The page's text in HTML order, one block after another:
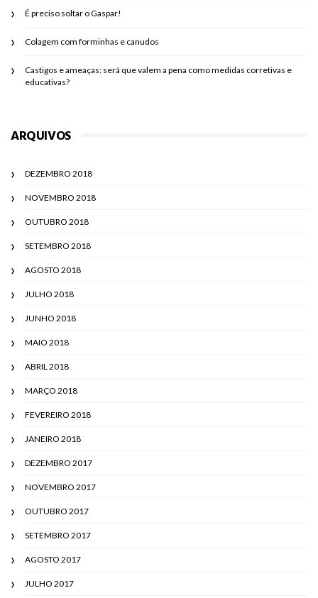
É preciso soltar o Gaspar!
Colagem com forminhas e canudos
Castigos e ameaças: será que valem a pena como medidas corretivas e
educativas?
ARQUIVOS
DEZEMBRO 2018
NOVEMBRO 2018
OUTUBRO 2018
SETEMBRO 2018
AGOSTO 2018
JULHO 2018
JUNHO 2018
MAIO 2018
ABRIL 2018
MARÇO 2018
FEVEREIRO 2018
JANEIRO 2018
DEZEMBRO 2017
NOVEMBRO 2017
OUTUBRO 2017
SETEMBRO 2017
AGOSTO 2017
JULHO 2017